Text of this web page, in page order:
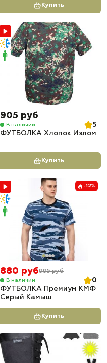
Купить
905 руб
В наличии
5
ФУТБОЛКА Хлопок Излом
Купить
-12%
880 руб995 руб
В наличии
0
ФУТБОЛКА Премиум КМФ
Серый Камыш
Купить